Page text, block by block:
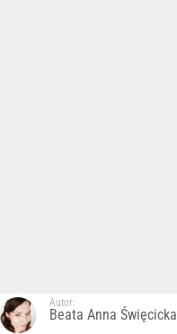
Autor:
Beata Anna Święcicka